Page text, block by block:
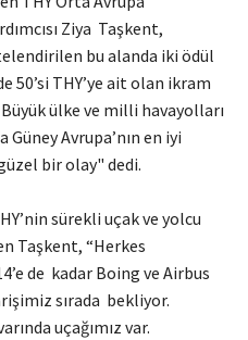
Ziya Taşkent,
bu alanda iki ödül
50’si THY’ye ait olan ikram
ülke ve milli havayolları
Güney Avrupa’nın en iyi
bir olay" dedi.
sürekli uçak ve yolcu
Taşkent, “Herkes
de kadar Boing ve Airbus
sırada bekliyor.
uçağımız var.